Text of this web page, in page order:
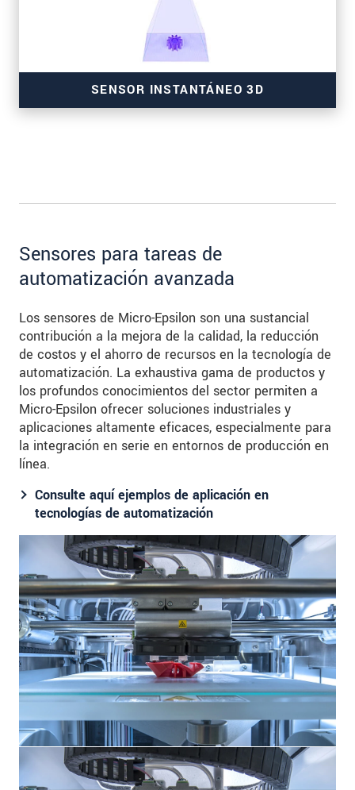
SENSOR INSTANTÁNEO 3D
para mediciones de alta resolución
Sensores para tareas de
automatización avanzada
Los sensores de Micro-Epsilon son una sustancial
contribución a la mejora de la calidad, la reducción
de costos y el ahorro de recursos en la tecnología de
automatización. La exhaustiva gama de productos y
los profundos conocimientos del sector permiten a
Micro-Epsilon ofrecer soluciones industriales y
aplicaciones altamente eficaces, especialmente para
la integración en serie en entornos de producción en
línea.
Consulte aquí ejemplos de aplicación en
tecnologías de automatización